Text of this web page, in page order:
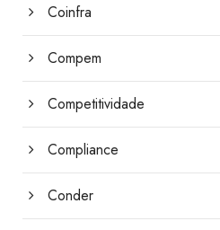
Coinfra
Compem
Competitividade
Compliance
Conder